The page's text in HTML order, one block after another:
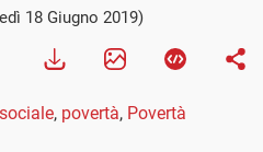
18 Giugno 2019)
, povertà, Povertà